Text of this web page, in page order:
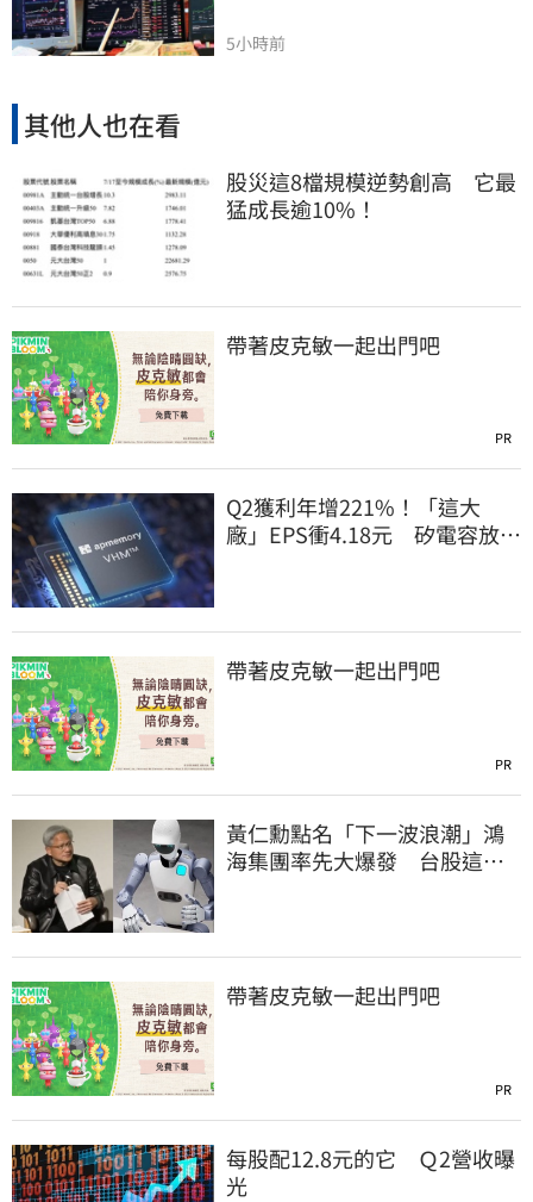
5小時前
其他人也在看
股災這8檔規模逆勢創高 它最
猛成長逾10%！
帶著皮克敏一起出門吧
PR
Q2獲利年增221%！「這大
廠」EPS衝4.18元 矽電容放量
帶著皮克敏一起出門吧
PR
黃仁勳點名「下一波浪潮」鴻
海集團率先大爆發 台股這族
帶著皮克敏一起出門吧
PR
每股配12.8元的它 Ｑ2營收曝
光